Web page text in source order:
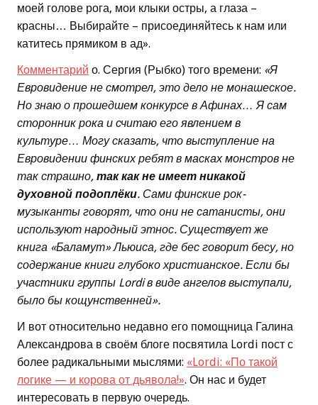
моей голове рога, мои клыки остры, а глаза –
красны… Выбирайте – присоединяйтесь к нам или
катитесь прямиком в ад».
Комментарий о. Сергия (Рыбко) того времени: «Я
Евровидение не смотрел, это дело не монашеское.
Но знаю о прошедшем конкурсе в Афинах… Я сам
сторонник рока и считаю его явлением в
культуре… Могу сказать, что выступление на
Евровидении финских ребят в масках монстров не
так страшно, так как не имеет никакой
духовной подоплёки. Сами финские рок-
музыканты говорят, что они не сатанисты, они
используют народный этнос. Существует же
книга «Баламут» Льюиса, где бес говорит бесу, но
содержание книги глубоко христианское. Если бы
участники группы Lordi в виде ангелов выступали,
было бы кощунственней».
И вот относительно недавно его помощница Галина
Александрова в своём блоге посвятила Lordi пост с
более радикальными мыслями: «Lordi: «По такой
логике — и корова от дьявола!». Он нас и будет
интересовать в первую очередь.